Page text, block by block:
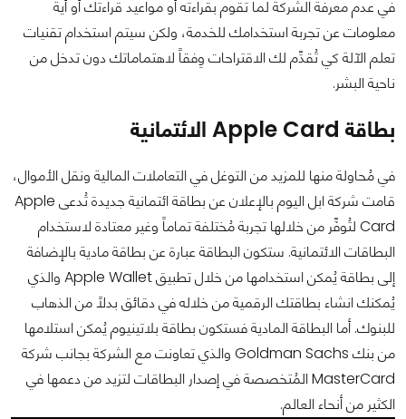
في عدم معرفة الشركة لما تقوم بقراءته أو مواعيد قراءتك أو أية
معلومات عن تجربة استخدامك للخدمة، ولكن سيتم استخدام تقنيات
تعلم الآلة كي تُقدِّم لك الاقتراحات وِفقاً لاهتماماتك دون تدخل من
ناحية البشر.
بطاقة Apple Card الائتمانية
في مُحاولة منها للمزيد من التوغل في التعاملات المالية ونقل الأموال،
قامت شركة ابل اليوم بالإعلان عن بطاقة ائتمانية جديدة تُدعى Apple
Card لتُوفِّر من خلالها تجربة مُختلفة تماماً وغير معتادة لاستخدام
البطاقات الائتمانية. ستكون البطاقة عبارة عن بطاقة مادية بالإضافة
إلى بطاقة يُمكن استخدامها من خلال تطبيق Apple Wallet والذي
يُمكنك انشاء بطاقتك الرقمية من خلاله في دقائق بدلاً من الذهاب
للبنوك. أما البطاقة المادية فستكون بطاقة بلاتينيوم يُمكن استلامها
من بنك Goldman Sachs والذي تعاونت مع الشركة بجانب شركة
MasterCard المُتخصصة في إصدار البطاقات لتزيد من دعمها في
الكثير من أنحاء العالم.